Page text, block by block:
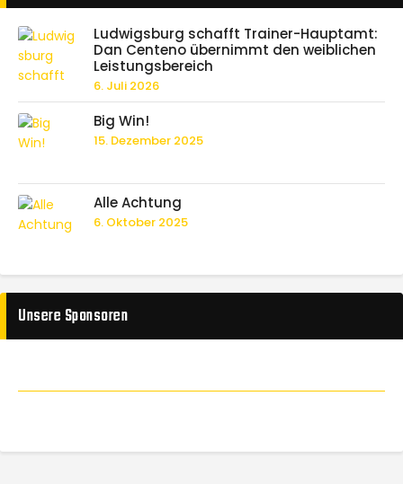
Ludwigsburg schafft Trainer-Hauptamt:
Dan Centeno übernimmt den weiblichen
Leistungsbereich
6. Juli 2026
Big Win!
15. Dezember 2025
Alle Achtung
6. Oktober 2025
Unsere Sponsoren